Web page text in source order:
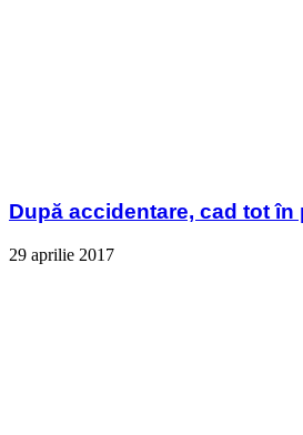
După accidentare, cad tot
29 aprilie 2017